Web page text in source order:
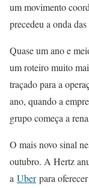
um movimento
precedeu a onda
Quase um ano e
um roteiro muito
traçado para a
ano, quando a
grupo começa a
O mais novo sinal
outubro. A Hertz
a Uberpara